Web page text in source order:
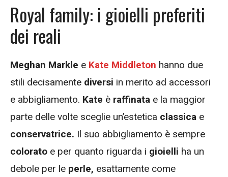
Royal family: i gioielli preferiti
dei reali
Meghan Markle e Kate Middleton hanno due
stili decisamente diversi in merito ad accessori
e abbigliamento. Kate è raffinata e la maggior
parte delle volte sceglie un’estetica classica e
conservatrice. Il suo abbigliamento è sempre
colorato e per quanto riguarda i gioielli ha un
debole per le perle, esattamente come